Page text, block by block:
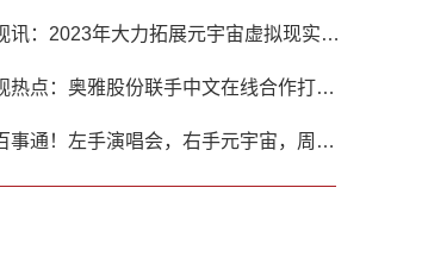
年大力拓展元宇宙虚拟现实及电信运营商5G音视频应用等方面的业务_快消息
点：奥雅股份联手中文在线合作打造元宇宙产品
通！左手演唱会，右手元宇宙，周杰伦很忙